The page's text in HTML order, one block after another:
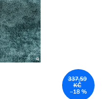
337,59
KČ
–18 %